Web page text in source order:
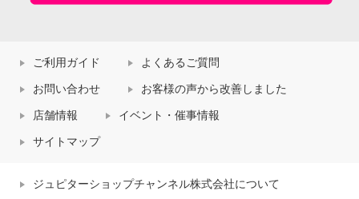
ご利用ガイド よくあるご質問
お問い合わせ お客様の声から改善しました
店舗情報 イベント・催事情報
サイトマップ
ジュピターショップチャンネル株式会社について